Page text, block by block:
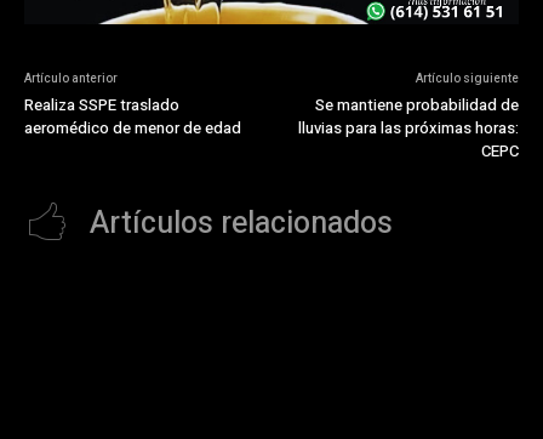
Artículo anterior
Realiza SSPE traslado
aeromédico de menor de edad
Artículo siguiente
Se mantiene probabilidad de
lluvias para las próximas horas:
CEPC
Artículos relacionados